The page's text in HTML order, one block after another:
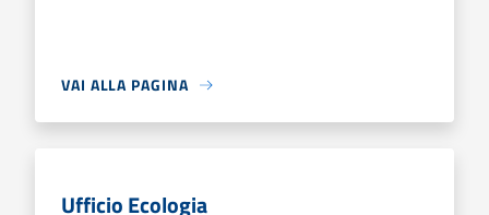
VAI ALLA PAGINA
Ufficio Ecologia